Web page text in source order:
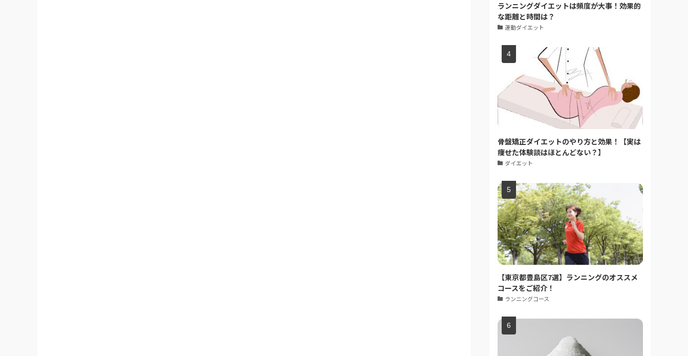
ランニングダイエットは頻度が大事！効果的
な距離と時間は？
運動ダイエット
骨盤矯正ダイエットのやり方と効果！【実は
痩せた体験談はほとんどない？】
ダイエット
【東京都豊島区7選】ランニングのオススメ
コースをご紹介！
ランニングコース